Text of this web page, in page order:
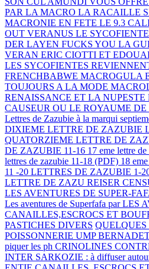
PAR LA MACRO LA RACAILLE
MACRONIE EN FETE LE 9.3
OUT VERANUS LE
DER LAYEN FUCKS YOU LA
VERAN ERIC CIOTTI ET
LES SYCOFIENTES
FRENCHBABWE MACROGULA
TOUJOURS A LA MODE
RENAISSANCE ET LA NUPESTE
CAUSEUR OU LE ROYAUME
Lettres de Zazubie à la marqui
DIXIEME LETTRE DE ZAZUBIE
QUATORZIEME LETTRE DE
DE ZAZUBIE 11-16 17 eme lettre
lettres de zazubie 11-18 (PDF) 18
11 -20 LETTRES DE ZAZUBIE 1-
LETTRE DE ZAZU REISER
LES AVENTURES DE SUPER-
Les aventures de Superfafa parLES
CANAILLES,ESCROCS ET
PASTICHES DIVERS
POISSONNERIE UMP
piquer les ph CRINOLINES
INTER SARKOZIE : à diffuser